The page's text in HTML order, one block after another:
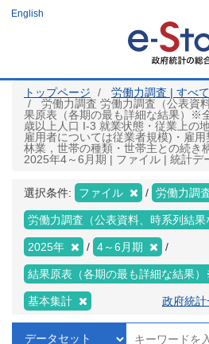
ツ
English
トップページ
労働力調査 | すべ
労働力調査 労働力調査（公表資
果原表（各期の最も詳細な結果）※
歳以上人口 I-3 就業状態・従業上の
雇用者については従業者規模)・雇
林業，世帯の種類・世帯主との続き
2025年4～6月期 | ファイル | 統計デ
選択条件: ファイル 労働力調
労働力調査（公表資料、時系列結果
2025年 4～6月期
結果原表（各期の最も詳細な結果
基本集計 政府統計